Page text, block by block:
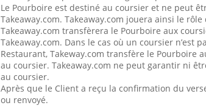
Le Pourboire est destiné au coursier et ne peut
Takeaway.com. Takeaway.com jouera ainsi le
Takeaway.com transfèrera le Pourboire aux
Takeaway.com. Dans le cas où un coursier n’est
Restaurant, Takeway.com transfère le Pourboire
au coursier. Takeaway.com ne peut garantir ni
au coursier.
Après que le Client a reçu la confirmation du
ou renvoyé.